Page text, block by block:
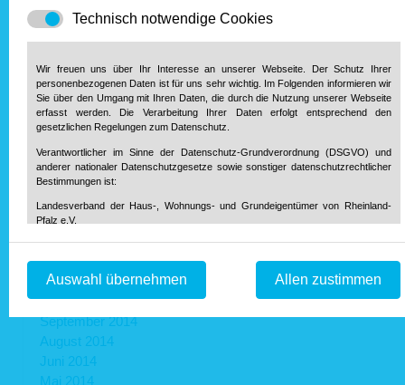
November 2015
Oktober 2015
September 2015
August 2015
Juli 2015
Juni 2015
April 2015
März 2015
Februar 2015
Januar 2015
2014
September 2014
August 2014
Juni 2014
Mai 2014
Technisch notwendige Cookies
Wir freuen uns über Ihr Interesse an unserer Webseite. Der Schutz Ihrer
personenbezogenen Daten ist für uns sehr wichtig. Im Folgenden informieren wir
Sie über den Umgang mit Ihren Daten, die durch die Nutzung unserer Webseite
erfasst werden. Die Verarbeitung Ihrer Daten erfolgt entsprechend den
gesetzlichen Regelungen zum Datenschutz.
Verantwortlicher im Sinne der Datenschutz-Grundverordnung (DSGVO) und
anderer nationaler Datenschutzgesetze sowie sonstiger datenschutzrechtlicher
Bestimmungen ist:
Landesverband der Haus-, Wohnungs- und Grundeigentümer von Rheinland-
Pfalz e.V.
Telefon: 0 61 31 / 61 97 20
Telefax: 0 61 31 / 61 98 68
info@hausundgrund-rlp.de
1. Bereitstellung der Webseite und Speicherung in Logfiles
Bei Aufruf unserer Webseite ist es technisch notwendig, dass über Ihren
Internetbrowser Daten an unseren Webserver übermittelt werden. So werden
während einer laufenden Verbindung zur Kommunikation zwischen Ihrem
Auswahl übernehmen Allen zustimmen